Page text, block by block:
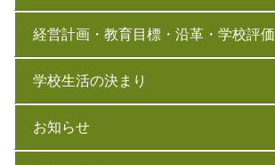
経営計画・教育目標・沿革・学校評価
学校生活の決まり
お知らせ